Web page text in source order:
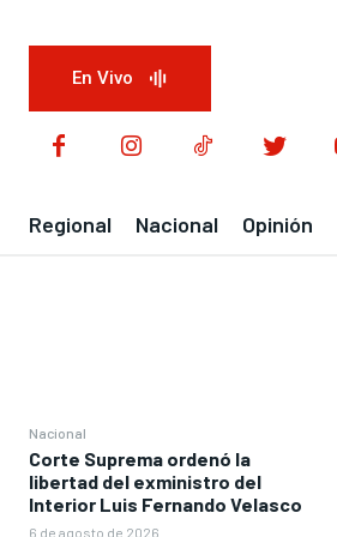
En Vivo
Regional Nacional Opinión
Nacional
Corte Suprema ordenó la
libertad del exministro del
Interior Luis Fernando Velasco
6 de agosto de 2026